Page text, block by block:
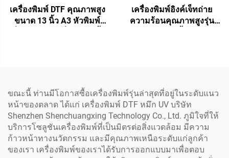
เครื่องพิมพ์ DTF คุณภาพสูง
ขนาด 13 นิ้ว A3 หัวพิมพ์
เครื่องพิมพ์อิงค์เจ็ทถ่าย
ความร้อนคุณภาพสูงรุ่น
ขณะนี้ ท่านมีโอกาสซื้อเครื่องพิมพ์รุ่นล่าสุดที่อยู่ในระดับแนว
หน้าของตลาด ได้แก่ เครื่องพิมพ์ DTF หมึก UV บริษัท
Shenzhen Shenchuangxing Technology Co., Ltd. ภูมิใจที่ให้
บริการโซลูชันเครื่องพิมพ์ที่เป็นมิตรต่อสิ่งแวดล้อม มีความ
ก้าวหน้าทางนวัตกรรม และมีคุณภาพเหนือระดับแก่ลูกค้า
ของเรา เครื่องพิมพ์ของเราได้รับการออกแบบมาเพื่อตอบ